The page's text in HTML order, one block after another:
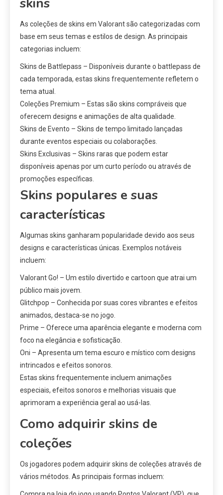
As coleções de skins em Valorant são categorizadas com
base em seus temas e estilos de design. As principais
categorias incluem:
Skins de Battlepass – Disponíveis durante o battlepass de
cada temporada, estas skins frequentemente refletem o
tema atual.
Coleções Premium – Estas são skins compráveis que
oferecem designs e animações de alta qualidade.
Skins de Evento – Skins de tempo limitado lançadas
durante eventos especiais ou colaborações.
Skins Exclusivas – Skins raras que podem estar
disponíveis apenas por um curto período ou através de
promoções específicas.
Skins populares e suas
características
Algumas skins ganharam popularidade devido aos seus
designs e características únicas. Exemplos notáveis
incluem:
Valorant Go! – Um estilo divertido e cartoon que atrai um
público mais jovem.
Glitchpop – Conhecida por suas cores vibrantes e efeitos
animados, destaca-se no jogo.
Prime – Oferece uma aparência elegante e moderna com
foco na elegância e sofisticação.
Oni – Apresenta um tema escuro e místico com designs
intrincados e efeitos sonoros.
Estas skins frequentemente incluem animações
especiais, efeitos sonoros e melhorias visuais que
aprimoram a experiência geral ao usá-las.
Como adquirir skins de
coleções
Os jogadores podem adquirir skins de coleções através de
vários métodos. As principais formas incluem: